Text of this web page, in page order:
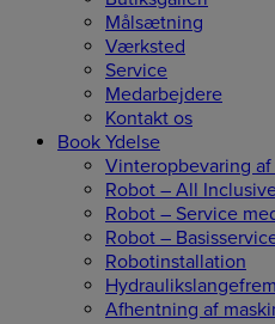
Målsætning
Værksted
Service
Medarbejdere
Kontakt os
Book Ydelse
Vinteropbevaring
Robot – All
Robot – Service
Robot –
Robotinstallation
Afhentning af